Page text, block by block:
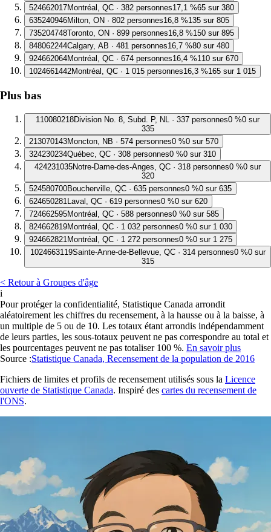
524662017Montréal, QC · 382 personnes17,1 %65 sur 380
635240946Milton, ON · 802 personnes16,8 %135 sur 805
735204748Toronto, ON · 899 personnes16,8 %150 sur 895
848062244Calgary, AB · 481 personnes16,7 %80 sur 480
924662064Montréal, QC · 674 personnes16,4 %110 sur 670
1024661442Montréal, QC · 1 015 personnes16,3 %165 sur 1 015
Plus bas
110080218 Division No. 8, Subd. P, NL · 337 personnes0 %0 sur
335
213070143Moncton, NB · 574 personnes0 %0 sur 570
324230234Québec, QC · 308 personnes0 %0 sur 310
424231035Notre-Dame-des-Anges, QC · 318 personnes0 %0 sur
320
524580700Boucherville, QC · 635 personnes0 %0 sur 635
624650281Laval, QC · 619 personnes0 %0 sur 620
724662595Montréal, QC · 588 personnes0 %0 sur 585
824662819Montréal, QC · 1 032 personnes0 %0 sur 1 030
924662821Montréal, QC · 1 272 personnes0 %0 sur 1 275
1024663119Sainte-Anne-de-Bellevue, QC · 314 personnes0 %0 sur
315
< Retour à Groupes d'âge
i
Pour protéger la confidentialité, Statistique Canada arrondit
aléatoirement les chiffres du recensement, à la hausse ou à la baisse, à
un multiple de 5 ou de 10. Les totaux étant arrondis indépendamment
de leurs parties, les sous-totaux peuvent ne pas correspondre au total et
les pourcentages peuvent ne pas totaliser 100 %. En savoir plus
Source :Statistique Canada, Recensement de la population de 2016
Fichiers de limites et profils de recensement utilisés sous la Licence
ouverte de Statistique Canada. Inspiré des cartes du recensement de
l'ONS.